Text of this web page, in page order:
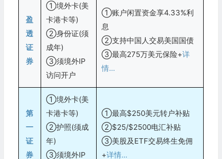
盈
透
证
券
①境外卡(美
卡港卡等)
②身份证(须
成年)
③须境外IP
访问开户
①账户闲置资金享4.33%利
息
②支持中国人交易美国国债
③最高275万美元保险+详
情...
第
一
证
券
①境外卡(美
卡港卡等)
②护照(须成
年)
③须境外IP
①最高$250美元转户补贴
②$25/$2500电汇补贴
③美股及ETF交易终生免佣
+详情...